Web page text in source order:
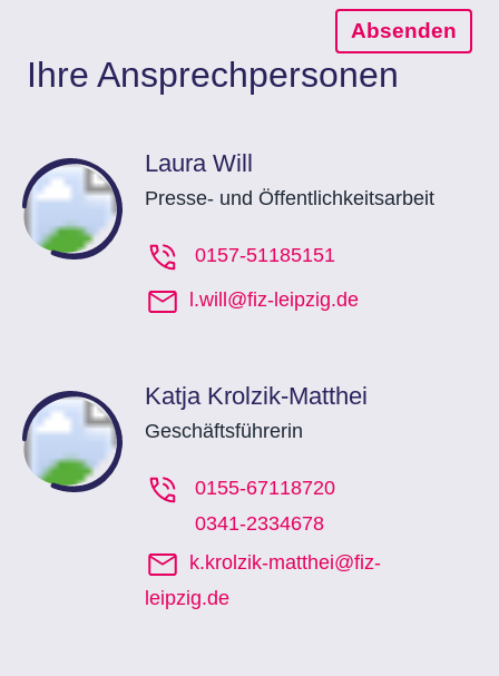
Absenden
Ihre Ansprechpersonen
Laura Will
Presse- und Öffentlichkeitsarbeit
0157-51185151
l.will@fiz-leipzig.de
Katja Krolzik-Matthei
Geschäftsführerin
0155-67118720
0341-2334678
k.krolzik-matthei@fiz-
leipzig.de